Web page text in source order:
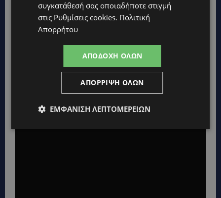
Παράλληλα, η Χριστιάνα δεν θα είχε θέμα να
υιοθετήσει«Είναι παράξενη η ηλικία των 40
χρόνων παρόλο που είναι όμορφη…Ξέρεις τι λες
συγκατάθεσή σας οποιαδήποτε στιγμή
στις Ρυθμίσεις cookies. Πολιτική
Απορρήτου
ΑΠΟΔΟΧΉ ΌΛΩΝ
ΑΠΌΡΡΙΨΗ ΌΛΩΝ
ΕΜΦΆΝΙΣΗ ΛΕΠΤΟΜΕΡΕΙΏΝ